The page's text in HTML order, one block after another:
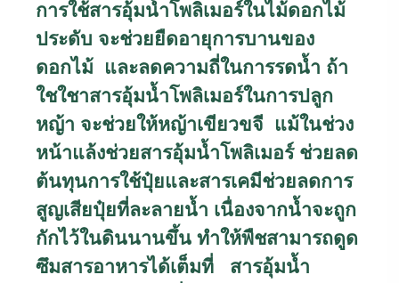
การใช้สารอุ้มน้ำโพลิเมอร์ในไม้ดอกไม้
ประดับ จะช่วยยืดอายุการบานของ
ดอกไม้ และลดความถี่ในการรดน้ำ ถ้า
ใชใชาสารอุ้มน้ำโพลิเมอร์ในการปลูก
หญ้า จะช่วยให้หญ้าเขียวขจี แม้ในช่วง
หน้าแล้งช่วยสารอุ้มน้ำโพลิเมอร์ ช่วยลด
ต้นทุนการใช้ปุ๋ยและสารเคมีช่วยลดการ
สูญเสียปุ๋ยที่ละลายน้ำ เนื่องจากน้ำจะถูก
กักไว้ในดินนานขึ้น ทำให้พืชสามารถดูด
ซึมสารอาหารได้เต็มที่ สารอุ้มน้ำ